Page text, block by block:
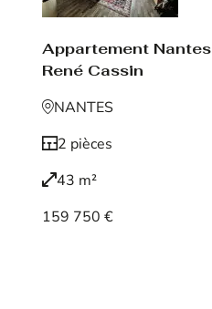
Appartement Nantes
René Cassin
NANTES
2 pièces
43 m²
159 750 €